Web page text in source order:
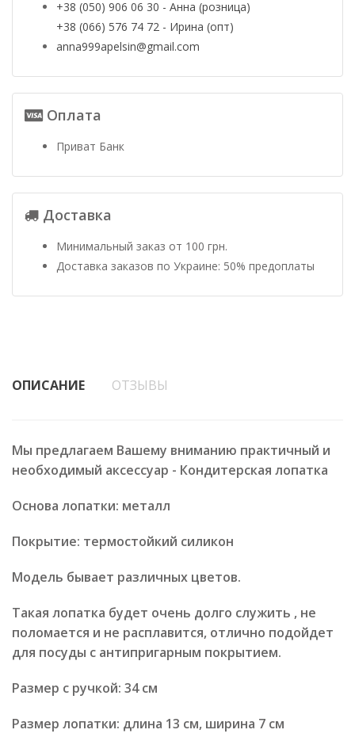
+38 (050) 906 06 30 - Анна (розница)
+38 (066) 576 74 72 - Ирина (опт)
anna999apelsin@gmail.com
Оплата
Приват Банк
Доставка
Минимальный заказ от 100 грн.
Доставка заказов по Украине: 50% предоплаты
ОПИСАНИЕ ОТЗЫВЫ
Мы предлагаем Вашему вниманию практичный и
необходимый аксессуар - Кондитерская лопатка
Основа лопатки: металл
Покрытие: термостойкий силикон
Модель бывает различных цветов.
Такая лопатка будет очень долго служить , не
поломается и не расплавится, отлично подойдет
для посуды с антипригарным покрытием.
Размер с ручкой: 34 см
Размер лопатки: длина 13 см, ширина 7 см